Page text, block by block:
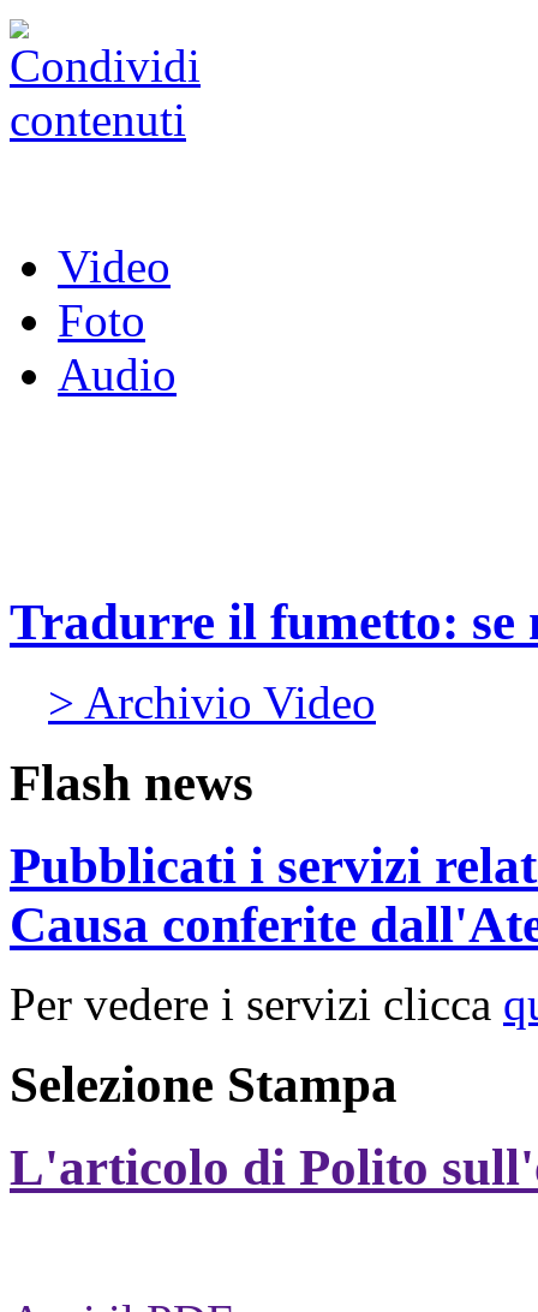
Video
Foto
Audio
Tradurre il fumetto:
> Archivio Video
Flash news
Pubblicati i servizi
Causa conferite
Per vedere i servizi clicca
Selezione Stampa
L'articolo di Polito